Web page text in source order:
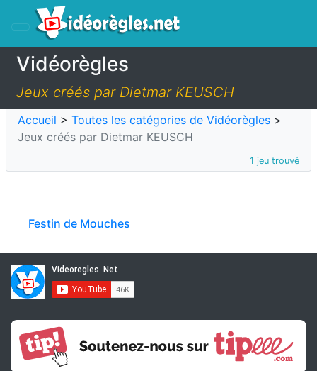
Vidéorègles
Jeux créés par Dietmar KEUSCH
Accueil > Toutes les catégories de Vidéorègles >
Jeux créés par Dietmar KEUSCH
1 jeu trouvé
Festin de Mouches